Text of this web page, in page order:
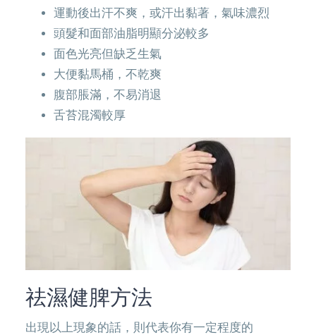
運動後出汗不爽，或汗出黏著，氣味濃烈
頭髮和面部油脂明顯分泌較多
面色光亮但缺乏生氣
大便黏馬桶，不乾爽
腹部脹滿，不易消退
舌苔混濁較厚
祛濕健脾方法
出現以上現象的話，則代表你有一定程度的